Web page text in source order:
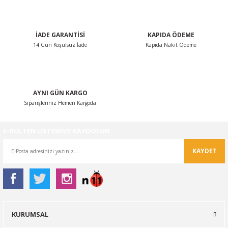
İADE GARANTİSİ
14 Gün Koşulsuz İade
KAPIDA ÖDEME
Kapıda Nakit Ödeme
AYNI GÜN KARGO
Siparişleriniz Hemen Kargoda
KAYDET
KURUMSAL